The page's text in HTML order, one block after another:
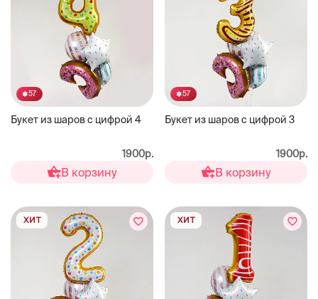
57
Букет из шаров с цифрой 4
1900р.
В корзину
57
Букет из шаров с цифрой 3
1900р.
В корзину
ХИТ ХИТ